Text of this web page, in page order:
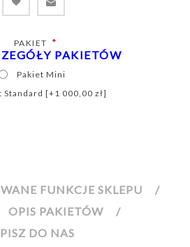
PAKIET *
PAKIETÓW
Pakiet Mini
Standard [+1 000,00 zł]
FUNKCJE SKLEPU
OPIS PAKIETÓW
DO NAS